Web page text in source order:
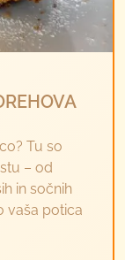
Tu so
– od
in sočnih
vaša potica